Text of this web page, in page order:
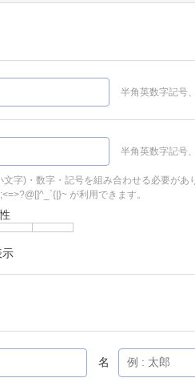
半角英数字記号
半角英数字記号
文字)・数字・記号を組み合わせる必要があ
が利用できます。
示
名